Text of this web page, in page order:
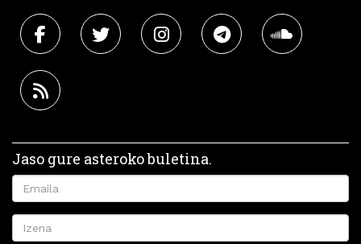
Jaso gure asteroko buletina.